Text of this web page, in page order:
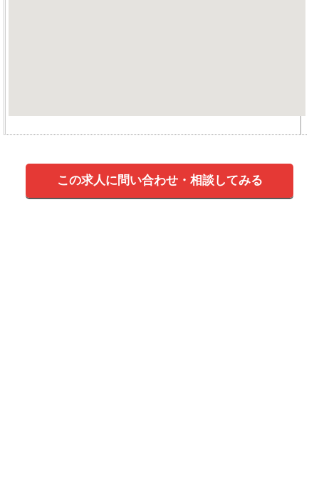
この求人に問い合わせ・相談してみる